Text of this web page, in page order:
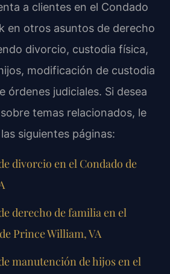
a clientes en el Condado
en otros asuntos de derecho
divorcio, custodia física,
modificación de custodia
órdenes judiciales. Si desea
temas relacionados, le
siguientes páginas:
divorcio en el Condado de
derecho de familia en el
Prince William, VA
manutención de hijos en el